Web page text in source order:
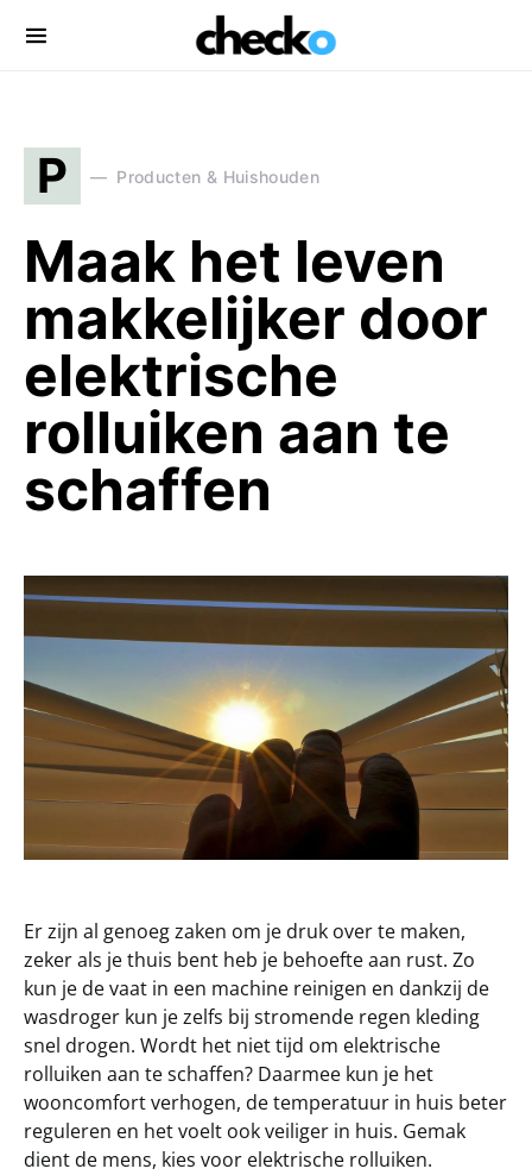
Search for:
P Producten & Huishouden
Maak het leven
makkelijker door
elektrische
rolluiken aan te
schaffen
Er zijn al genoeg zaken om je druk over te maken,
zeker als je thuis bent heb je behoefte aan rust. Zo
kun je de vaat in een machine reinigen en dankzij de
wasdroger kun je zelfs bij stromende regen kleding
snel drogen. Wordt het niet tijd om elektrische
rolluiken aan te schaffen? Daarmee kun je het
wooncomfort verhogen, de temperatuur in huis beter
reguleren en het voelt ook veiliger in huis. Gemak
dient de mens, kies voor elektrische rolluiken.